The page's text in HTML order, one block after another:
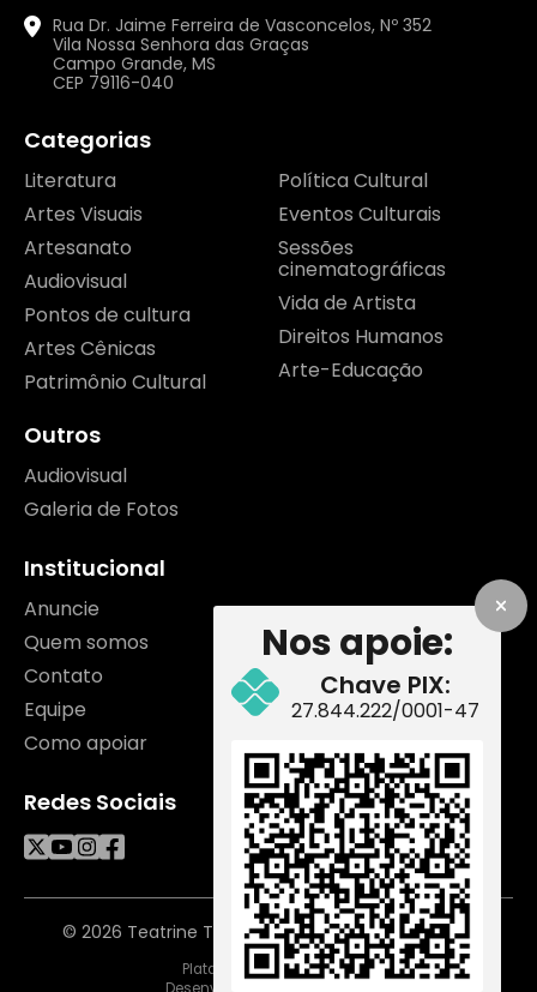
Nos apoie:
Chave PIX:
27.844.222/0001-47
Rua Dr. Jaime Ferreira de Vasconcelos, Nº 352
Vila Nossa Senhora das Graças
Campo Grande, MS
CEP 79116-040
Categorias
Literatura
Artes Visuais
Artesanato
Audiovisual
Pontos de cultura
Artes Cênicas
Patrimônio Cultural
Política Cultural
Eventos Culturais
Sessões
cinematográficas
Vida de Artista
Direitos Humanos
Arte-Educação
Outros
Audiovisual
Galeria de Fotos
Institucional
Anuncie
Quem somos
Contato
Equipe
Como apoiar
Redes Sociais
© 2026 Teatrine TV. Todos os direitos reservados.
Plataforma
Desenvolvimento